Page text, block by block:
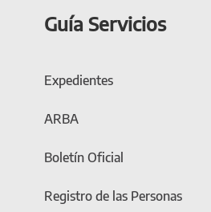
Guía Servicios
Expedientes
ARBA
Boletín Oficial
Registro de las Personas